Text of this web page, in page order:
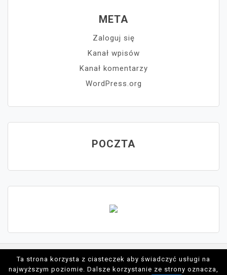
META
Zaloguj się
Kanał wpisów
Kanał komentarzy
WordPress.org
POCZTA
Proudly powered by WordPress
Ta strona korzysta z ciasteczek aby świadczyć usługi na
najwyższym poziomie. Dalsze korzystanie ze strony oznacza,